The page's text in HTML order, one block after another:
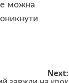
можна
Next: